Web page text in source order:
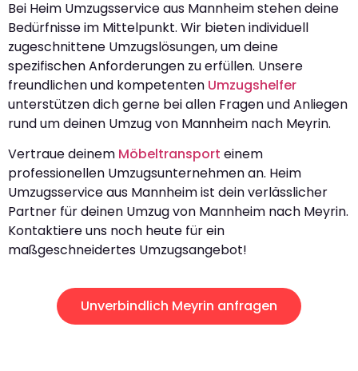
Bei Heim Umzugsservice aus Mannheim stehen deine
Bedürfnisse im Mittelpunkt. Wir bieten individuell
zugeschnittene Umzugslösungen, um deine
spezifischen Anforderungen zu erfüllen. Unsere
freundlichen und kompetenten Umzugshelfer
unterstützen dich gerne bei allen Fragen und Anliegen
rund um deinen Umzug von Mannheim nach Meyrin.
Vertraue deinem Möbeltransport einem
professionellen Umzugsunternehmen an. Heim
Umzugsservice aus Mannheim ist dein verlässlicher
Partner für deinen Umzug von Mannheim nach Meyrin.
Kontaktiere uns noch heute für ein
maßgeschneidertes Umzugsangebot!
Unverbindlich Meyrin anfragen